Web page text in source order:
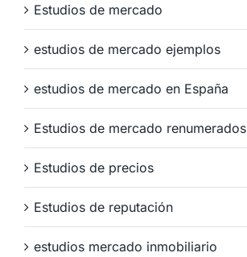
Estudios de mercado
estudios de mercado ejemplos
estudios de mercado en España
Estudios de mercado renumerados
Estudios de precios
Estudios de reputación
estudios mercado inmobiliario